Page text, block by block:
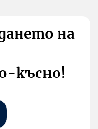
на
късно!